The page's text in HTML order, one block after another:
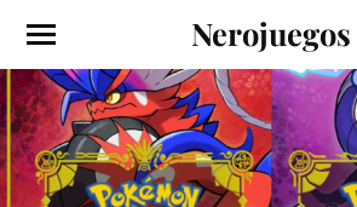
Nerojuegos